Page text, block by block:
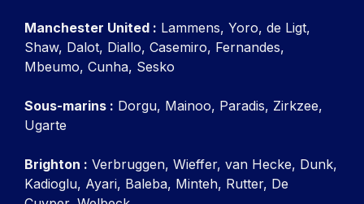
Manchester United : Lammens, Yoro, de Ligt,
Shaw, Dalot, Diallo, Casemiro, Fernandes,
Mbeumo, Cunha, Sesko
Sous-marins : Dorgu, Mainoo, Paradis, Zirkzee,
Ugarte
Brighton : Verbruggen, Wieffer, van Hecke, Dunk,
Kadioglu, Ayari, Baleba, Minteh, Rutter, De